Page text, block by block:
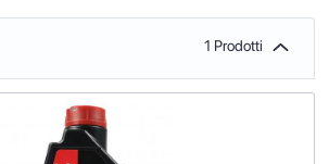
1 Prodotti